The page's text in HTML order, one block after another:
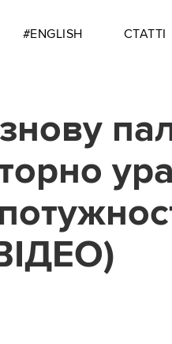
#ENGLISH СТАТТІ